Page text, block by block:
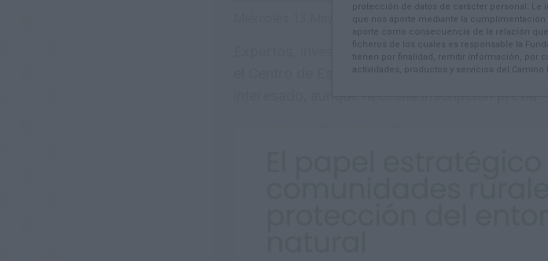
Miércoles 13 Mayo 2026
Expertos, investigadores y entidades
el Centro de Estudios Lebaniegos de Potes. El
protección de datos de carácter personal. Le
que nos aporte mediante la cumplimentación
aporte como consecuencia de la relación
ficheros de los cuales es responsable la
tienen por finalidad, remitir información, por
actividades, productos y servicios del Camino